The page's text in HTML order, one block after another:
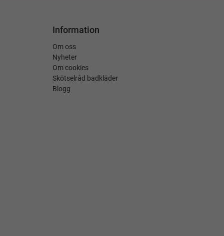
Information
Om oss
Nyheter
Om cookies
Skötselråd badkläder
Blogg